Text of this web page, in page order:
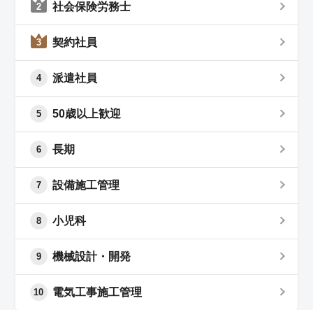
2 社会保険労務士
3 契約社員
4 派遣社員
5 50歳以上歓迎
6 長期
7 設備施工管理
8 小児科
9 機械設計・開発
10 電気工事施工管理